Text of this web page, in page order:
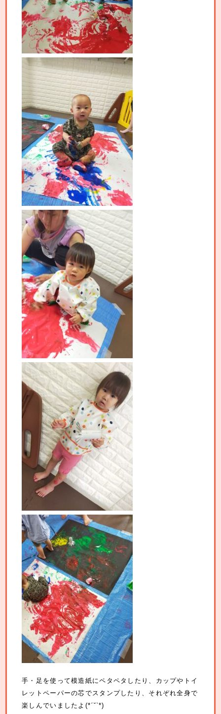
手・足を使って模造紙にペタペタしたり、カップやトイ
レットペーパーの芯でスタンプしたり、それぞれ全身で
楽しんでいましたよ(*ˊ˘ˋ*)